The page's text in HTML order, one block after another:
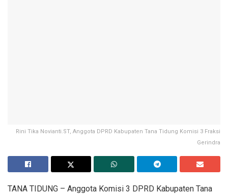
Rini Tika Novianti.ST, Anggota DPRD Kabupaten Tana Tidung Komisi 3 Fraksi
Gerindra
TANA TIDUNG – Anggota Komisi 3 DPRD Kabupaten Tana